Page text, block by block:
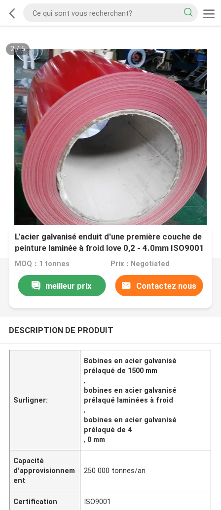
2/5
L'acier galvanisé enduit d'une première couche de
peinture laminée à froid love 0,2 - 4.0mm ISO9001
MOQ：1 tonnes Prix：Negotiated
meilleur prix Contactez nous
DESCRIPTION DE PRODUIT
Surligner:
Bobines en acier galvanisé
prélaqué de 1500 mm
,
bobines en acier galvanisé
prélaqué laminées à froid
,
bobines en acier galvanisé
prélaqué de 4
, 0 mm
Capacité
d'approvisionnem
ent
250 000 tonnes/an
Certification ISO9001